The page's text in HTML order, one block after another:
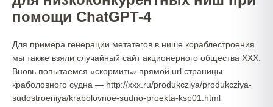
помощи ChatGPT-4
Для примера генерации метатегов в нише кораблестроения
мы также взяли случайный сайт акционерного общества ХХХ.
Вновь попытаемся «скормить» прямой url страницы
краболовного судна — http://ххх.ru/produkcziya/produkcziya-
sudostroeniya/krabolovnoe-sudno-proekta-ksp01.html